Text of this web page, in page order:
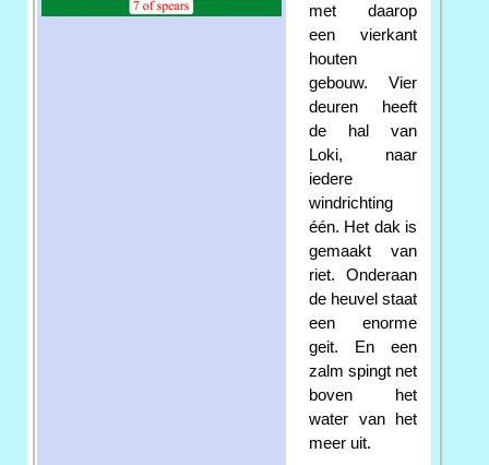
met daarop
een vierkant
houten
gebouw. Vier
deuren heeft
de hal van
Loki, naar
iedere
windrichting
één. Het dak is
gemaakt van
riet. Onderaan
de heuvel staat
een enorme
geit. En een
zalm spingt net
boven het
water van het
meer uit.